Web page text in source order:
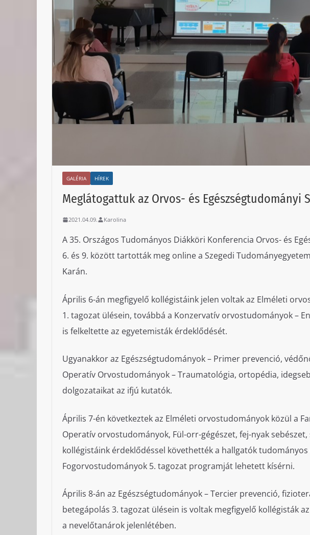
GALÉRIA HÍREK
Meglátogattuk az Orvos- és Egészségtudományi
2021.04.09. Karolina
A 35. Országos Tudományos Diákköri Konferencia Orvos- és
6. és 9. között tartották meg online a Szegedi
Karán.
Április 6-án megfigyelő kollégistáink jelen voltak az Elméleti
1. tagozat ülésein, továbbá a Konzervatív orvostudományok –
is felkeltette az egyetemisták érdeklődését.
Ugyanakkor az Egészségtudományok – Primer prevenció,
Operatív Orvostudományok – Traumatológia, ortopédia,
dolgozataikat az ifjú kutatók.
Április 7-én következtek az Elméleti orvostudományok közül a
Operatív orvostudományok, Fül-orr-gégészet, fej-nyak
kollégistáink érdeklődéssel követhették a hallgatók
Fogorvostudományok 5. tagozat programját lehetett kísérni.
Április 8-án az Egészségtudományok – Tercier prevenció,
betegápolás 3. tagozat ülésein is voltak megfigyelő kollégisták
a nevelőtanárok jelenlétében.